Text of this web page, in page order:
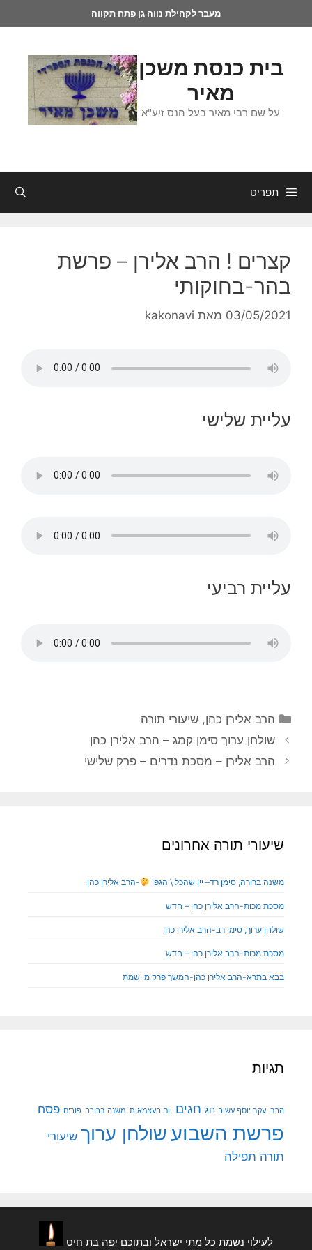
מעבר לקהילת נווה גן פתח תקווה
בית כנסת משכן
מאיר
על שם רבי מאיר בעל הנס זיע"א
תפריט
קצרים ! הרב אלירן – פרשת
בהר-בחוקותי
03/05/2021 מאת kakonavi
עליית שלישי
עליית רביעי
הרב אלירן כהן,שיעורי תורה
שולחן ערוך סימן קמג – הרב אלירן כהן
הרב אלירן – מסכת נדרים – פרק שלישי
שיעורי תורה אחרונים
משנה ברורה, סימן רד– יין שהכל \ הגפן -הרב אלירן כהן
מסכת מכות-הרב אלירן כהן – חדש
שולחן ערוך, סימן רב-הרב אלירן כהן
מסכת מכות-הרב אלירן כהן – חדש
בבא בתרא-הרב אלירן כהן-המשך פרק מי שמת
תגיות
הרב יעקב יוסף עשור חג חגים יום העצמאות משנה ברורה פורים פסח
פרשת השבועשולחן ערוך שיעורי
תורה תפילה
לעילוי נשמת כל מתי ישראל ובתוכם יפה בת חיט